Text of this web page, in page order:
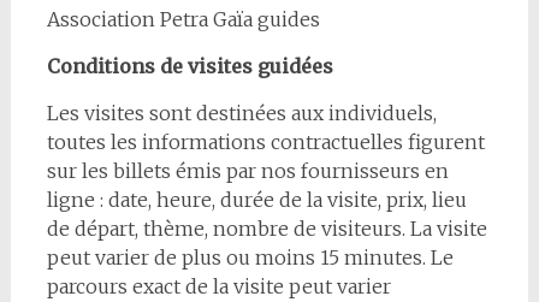
Association Petra Gaïa guides
Conditions de visites guidées
Les visites sont destinées aux individuels,
toutes les informations contractuelles figurent
sur les billets émis par nos fournisseurs en
ligne : date, heure, durée de la visite, prix, lieu
de départ, thème, nombre de visiteurs. La visite
peut varier de plus ou moins 15 minutes. Le
parcours exact de la visite peut varier